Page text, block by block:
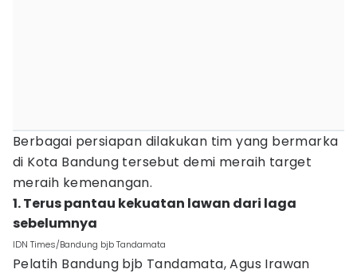
Berbagai persiapan dilakukan tim yang bermarka
di Kota Bandung tersebut demi meraih target
meraih kemenangan.
1. Terus pantau kekuatan lawan dari laga
sebelumnya
IDN Times/Bandung bjb Tandamata
Pelatih Bandung bjb Tandamata, Agus Irawan